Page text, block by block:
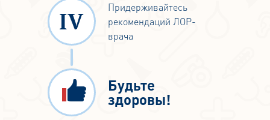
Придерживайтесь
рекомендаций ЛОР-
врача
Будьте
здоровы!